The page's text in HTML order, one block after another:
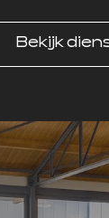
Bekijk